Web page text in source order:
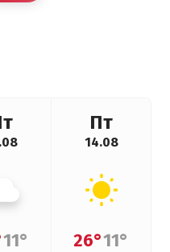
11°
Пт
14.08
26°11°